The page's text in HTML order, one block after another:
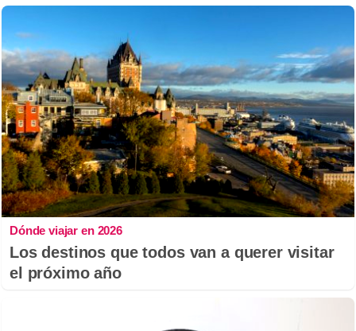
Dónde viajar en 2026
Los destinos que todos van a querer visitar
el próximo año